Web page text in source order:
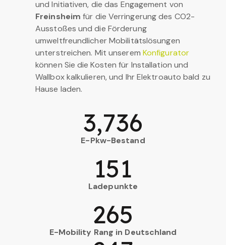
und Initiativen, die das Engagement von
Freinsheim für die Verringerung des CO2-
Ausstoßes und die Förderung
umweltfreundlicher Mobilitätslösungen
unterstreichen. Mit unserem Konfigurator
können Sie die Kosten für Installation und
Wallbox kalkulieren, und Ihr Elektroauto bald zu
Hause laden.
E-Pkw-Bestand
3,736
Ladepunkte
151
E-Mobility Rang in Deutschland
265